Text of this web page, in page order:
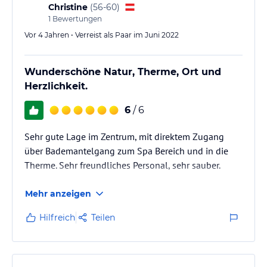
Skitag auf den Pisten Gasteins Ruhe und Entspannung.
Sommer in Gastein
Nervenkitzel bei alpinen Hochtouren, Wandern am Stubnerkogel,
oder Golfen auf dem 18-Loch-Golfplatz – einem spannenden
Urlaub mit der Familie steht hier nichts mehr im Wege.
Familie Salfitzky und das Team des Appartementhotels Panorama,
freuen sich Sie schon bald willkommen heißen zu dürfen!
Hinweis:
Allgemeine und unverbindliche
Hoteliers-/Veranstalter-/Kataloginformationen. Alle Angaben
lies vor der Buchung die verbindlichen
Christine (56-60)
1 Bewertungen
Vor 4 Jahren • Verreist als Paar im Juni 2022
Wunderschöne Natur, Therme, Ort und
Herzlichkeit.
6 / 6
Sehr gute Lage im Zentrum, mit direktem Zugang
über Bademantelgang zum Spa Bereich und in die
Therme. Sehr freundliches Personal, sehr sauber.
Mehr anzeigen
Hilfreich Teilen